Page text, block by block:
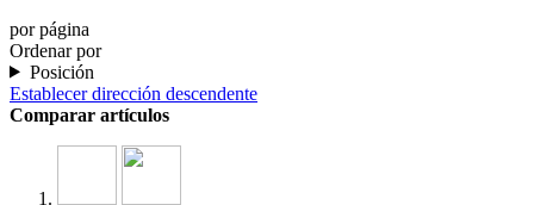
por página
Ordenar por
Posición
Establecer dirección descendente
Comparar artículos